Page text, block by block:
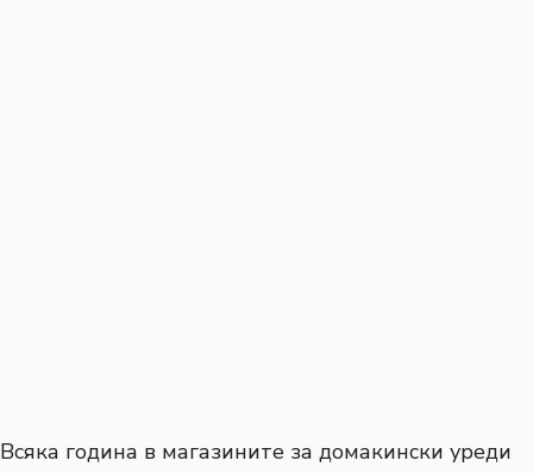
Всяка година в магазините за домакински уреди